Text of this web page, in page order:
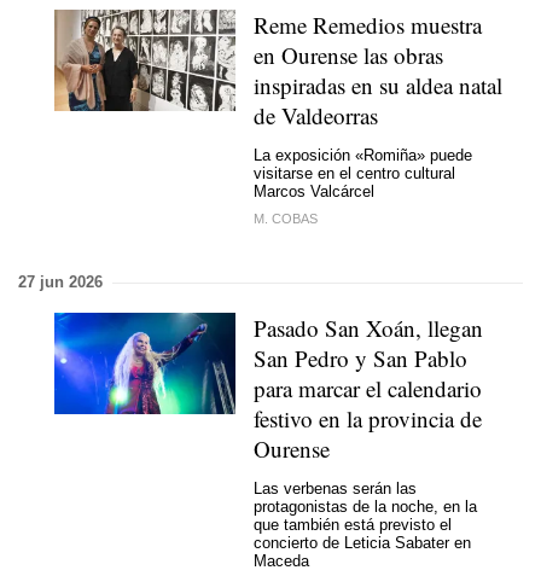
Reme Remedios muestra
en Ourense las obras
inspiradas en su aldea natal
de Valdeorras
La exposición «Romiña» puede
visitarse en el centro cultural
Marcos Valcárcel
M. COBAS
27 jun 2026
Pasado San Xoán, llegan
San Pedro y San Pablo
para marcar el calendario
festivo en la provincia de
Ourense
Las verbenas serán las
protagonistas de la noche, en la
que también está previsto el
concierto de Leticia Sabater en
Maceda